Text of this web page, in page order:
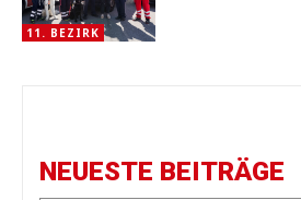
11. BEZIRK
NEUESTE BEITRÄGE